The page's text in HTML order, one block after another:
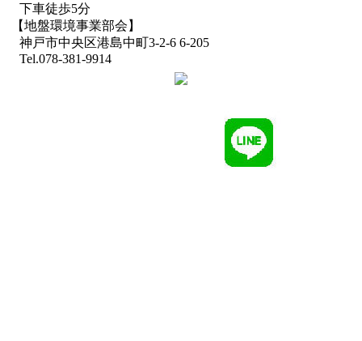
下車徒歩5分
【地盤環境事業部会】
神戸市中央区港島中町3-2-6 6-205
Tel.078-381-9914